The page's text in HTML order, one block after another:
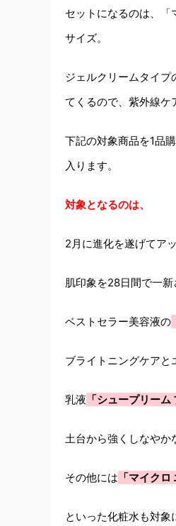
セットになるのは、「
サイズ。
ジェルクリームタイ
てくるので、紫外線ケ
下記の対象商品を1品
入ります。
対象となるのは、
2月に進化を遂げてア
肌印象を28日間で一
ベストセラー美容液の
ブライトニングケアと
乳液 「シュープリー
土台から強くしなやか
その他には 「マイク
といった化粧水も対象